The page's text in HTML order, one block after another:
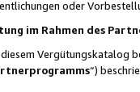
oder
im Rahmen des
Vergütungskatalog
“)